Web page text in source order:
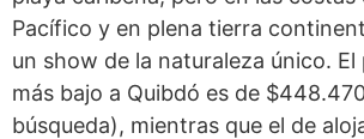
Pacífico y en plena tierra
un show de la naturaleza único. El
más bajo a Quibdó es de
búsqueda), mientras que el de